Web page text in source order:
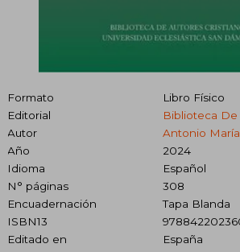
Formato
Libro Físico
Editorial
Biblioteca De
Autor
Antonio
Año
2024
Idioma
Español
N° páginas
308
Encuadernación
Tapa Blanda
ISBN13
Editado en
España